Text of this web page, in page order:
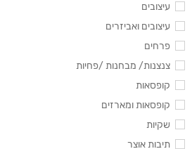
עיצובים
עיצובים ואביזרים
פרחים
צנצנות/ מבחנות /פחיות
קופסאות
קופסאות ומארזים
שקיות
תיבות אוצר